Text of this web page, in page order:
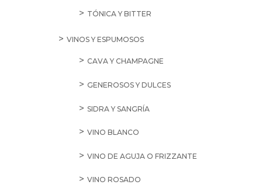
TÓNICA Y BITTER
VINOS Y ESPUMOSOS
CAVA Y CHAMPAGNE
GENEROSOS Y DULCES
SIDRA Y SANGRÍA
VINO BLANCO
VINO DE AGUJA O FRIZZANTE
VINO ROSADO